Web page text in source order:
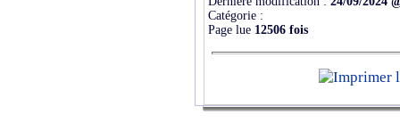
Catégorie :
Page lue 12506 fois